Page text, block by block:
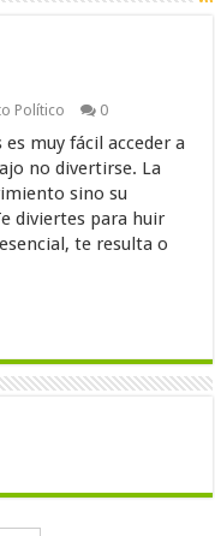
Político 0
muy fácil acceder a
no divertirse. La
sino su
diviertes para huir
te resulta o